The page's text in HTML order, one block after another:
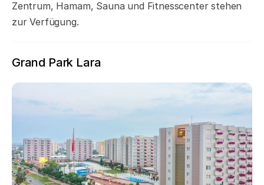
Zentrum, Hamam, Sauna und Fitnesscenter stehen
zur Verfügung.
Grand Park Lara